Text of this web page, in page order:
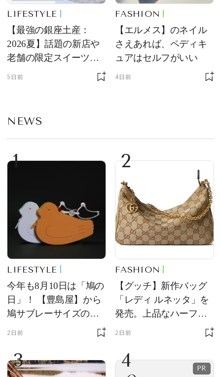
LIFESTYLE
【最強の銀座土産：
2026夏】話題の新店や
老舗の限定スイーツを
ゲット【＃SPURおやつ
5日前
FASHION
【エルメス】のネイル
さえあれば、ペディキ
ュアはセルフがいい
4日前
NEWS
1
LIFESTYLE
今年も8月10日は「鳩の
日」！ 【豊島屋】から
鳩サブレーサイズのポ
ーチ「はとっこ」を限
2日前
2
FASHION
【グッチ】新作バッグ
「レディ ルネッタ」を
発売。上品なハーフム
ーン型がスタイリング
2日前
3 4